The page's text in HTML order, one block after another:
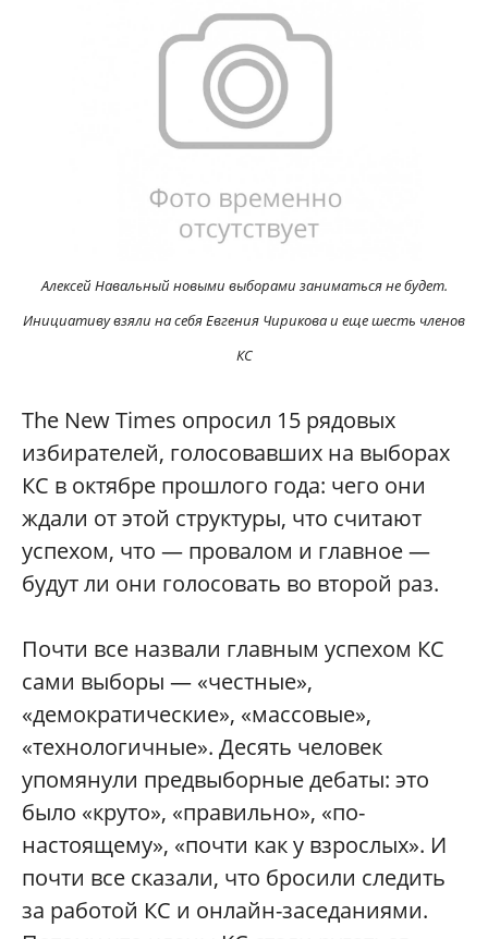
Алексей Навальный новыми выборами заниматься не будет.
Инициативу взяли на себя Евгения Чирикова и еще шесть членов
КС
The New Times опросил 15 рядовых
избирателей, голосовавших на выборах
КС в октябре прошлого года: чего они
ждали от этой структуры, что считают
успехом, что — провалом и главное —
будут ли они голосовать во второй раз.
Почти все назвали главным успехом КС
сами выборы — «честные»,
«демократические», «массовые»,
«технологичные». Десять человек
упомянули предвыборные дебаты: это
было «круто», «правильно», «по-
настоящему», «почти как у взрослых». И
почти все сказали, что бросили следить
за работой КС и онлайн-заседаниями.